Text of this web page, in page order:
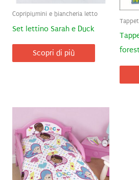
Copripiumini e biancheria letto
Set lettino Sarah e Duck
Scopri di più